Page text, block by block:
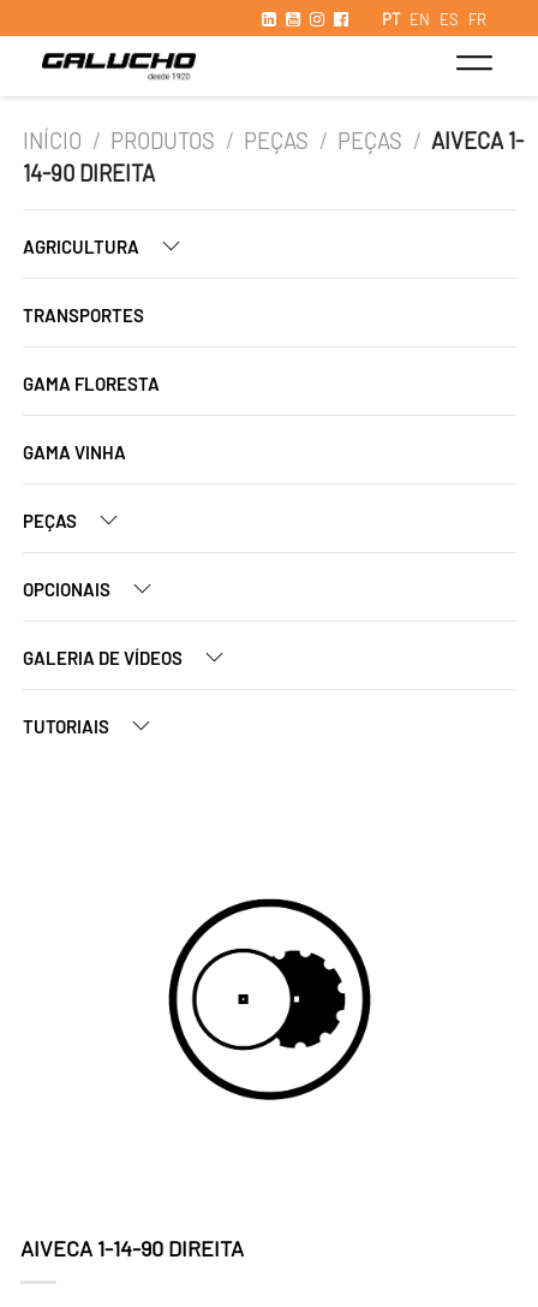
PT EN ES FR
INÍCIO / PRODUTOS / PEÇAS / PEÇAS / AIVECA 1-
14-90 DIREITA
AGRICULTURA
TRANSPORTES
GAMA FLORESTA
GAMA VINHA
PEÇAS
OPCIONAIS
GALERIA DE VÍDEOS
TUTORIAIS
AIVECA 1-14-90 DIREITA